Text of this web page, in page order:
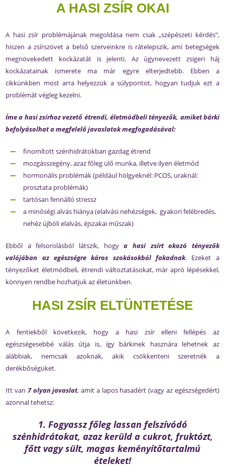
A HASI ZSÍR OKAI
A hasi zsír problémájának megoldása nem csak „szépészeti kérdés”,
hiszen a zsírszövet a belső szerveinkre is rátelepszik, ami betegségek
megnövekedett kockázatát is jelenti. Az úgynevezett zsigeri háj
kockázatainak ismerete ma már egyre elterjedtebb. Ebben a
cikkünkben most arra helyezzük a súlypontot, hogyan tudjuk ezt a
problémát végleg kezelni.
Íme a hasi zsírhoz vezető étrendi, életmódbeli tényezők, amiket bárki
befolyásolhat a megfelelő javaslatok megfogadásával:
finomított szénhidrátokban gazdag étrend
mozgásszegény, azaz főleg ülő munka, illetve ilyen életmód
hormonális problémák (például hölgyeknél: PCOS, uraknál:
prosztata problémák)
tartósan fennálló stressz
a minőségi alvás hiánya (elalvási nehézségek, gyakori felébredés,
nehéz újbóli elalvás, éjszakai műszak)
Ebből a felsorolásból látszik, hogya hasi zsírt okozó tényezők
valójában az egészségre káros szokásokból fakadnak. Ezeket a
tényezőket életmódbeli, étrendi változtatásokat, már apró lépésekkel,
könnyen rendbe hozhatjuk az életünkben.
HASI ZSÍR ELTÜNTETÉSE
A fentiekből következik, hogy a hasi zsír elleni fellépés az
egészségesebbé válás útja is, így bárkinek hasznára lehetnek az
alábbiak, nemcsak azoknak, akik csökkenteni szeretnék a
derékbőségüket.
Itt van 7 olyan javaslat, amit a lapos hasadért (vagy az egészségedért)
azonnal tehetsz:
1. Fogyassz főleg lassan felszívódó
szénhidrátokat, azaz kerüld a cukrot, fruktózt,
főtt vagy sült, magas keményítőtartalmú
ételeket!